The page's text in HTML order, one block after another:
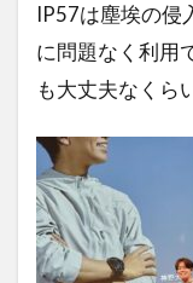
IP57は塵埃の侵
に問題なく利用
も大丈夫なくら